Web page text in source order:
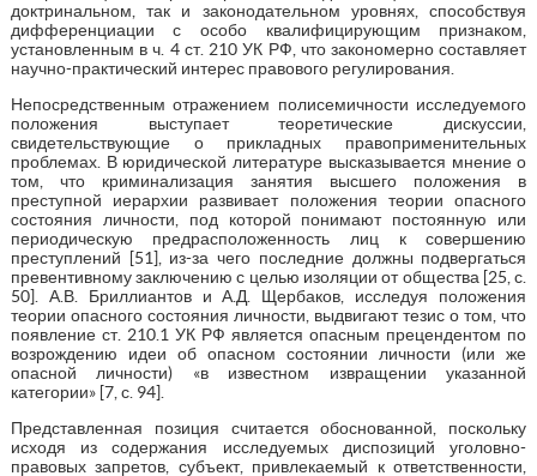
доктринальном, так и законодательном уровнях, способствуя
дифференциации с особо квалифицирующим признаком,
установленным в ч. 4 ст. 210 УК РФ, что закономерно составляет
научно-практический интерес правового регулирования.
Непосредственным отражением полисемичности исследуемого
положения выступает теоретические дискуссии,
свидетельствующие о прикладных правоприменительных
проблемах. В юридической литературе высказывается мнение о
том, что криминализация занятия высшего положения в
преступной иерархии развивает положения теории опасного
состояния личности, под которой понимают постоянную или
периодическую предрасположенность лиц к совершению
преступлений [51], из-за чего последние должны подвергаться
превентивному заключению с целью изоляции от общества [25, с.
50]. А.В. Бриллиантов и А.Д. Щербаков, исследуя положения
теории опасного состояния личности, выдвигают тезис о том, что
появление ст. 210.1 УК РФ является опасным прецендентом по
возрождению идеи об опасном состоянии личности (или же
опасной личности) «в известном извращении указанной
категории» [7, с. 94].
Представленная позиция считается обоснованной, поскольку
исходя из содержания исследуемых диспозиций уголовно-
правовых запретов, субъект, привлекаемый к ответственности,